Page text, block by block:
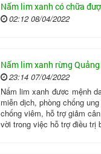
Nấm lim xanh có chữa
02:12 08/04/2022
Nấm lim xanh rừng
23:14 07/04/2022
Nấm lim xanh được mệnh
miễn dịch, phòng chống
chống viêm, hỗ trợ giảm
vời trong việc hỗ trợ điều trị